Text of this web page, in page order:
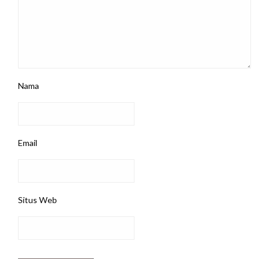
Nama
Email
Situs Web